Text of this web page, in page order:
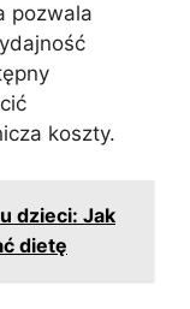
pozwala
koszty.
dzieci: Jak
dietę